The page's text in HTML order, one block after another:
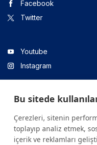
Facebook
Twitter
Youtube
Instagram
Linkedin
Bu sitede
Çerezleri, sitenin
toplayıp analiz etmek,
içerik ve reklamları